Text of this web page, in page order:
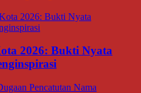
2026: Bukti Nyata